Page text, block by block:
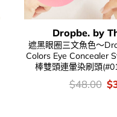
Dropbe. by
遮黑眼圈三文魚色～
Colors Eye Concealer
棒雙頭連暈染刷頭
價
錢：
$48.00 $